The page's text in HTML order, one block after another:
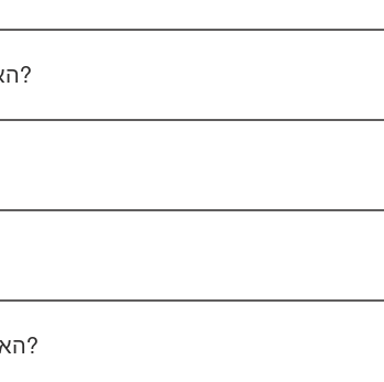
האם המערכת תומכת בשליטה מההגה?
האם אפשר להזמין התקנה בבית הלקוח?